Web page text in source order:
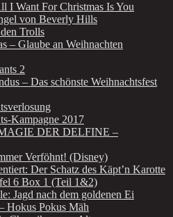
I Want For Christmas Is You
von Beverly Hills
Trolls
– Glaube an Weihnachten
2
– Das schönste Weihnachtsfest
Kampagne 2017
DER DELFINE –
Verföhnt! (Disney)
Der Schatz des Käpt’n Karotte
6 Box 1 (Teil 1&2)
Jagd nach dem goldenen Ei
Hokus Pokus Mäh